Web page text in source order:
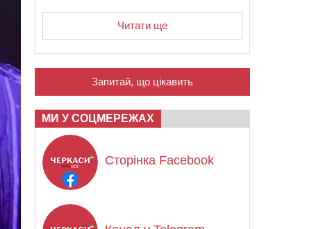
Читати ще
Запитай, що цікавить
МИ У СОЦМЕРЕЖАХ
Сторінка Facebook